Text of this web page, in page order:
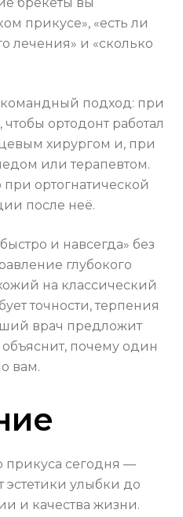
прикусе», «есть ли
лечения» и «сколько
подход: при
ортодонт работал
хирургом и, при
или терапевтом.
при ортогнатической
после неё.
и навсегда» без
глубокого
на классический
точности, терпения
врач предложит
почему один
вам.
прикуса сегодня —
эстетики улыбки до
и качества жизни.